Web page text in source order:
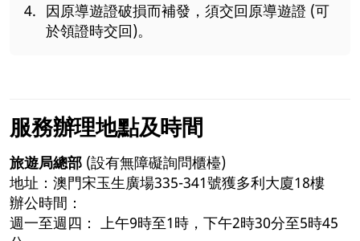
因原導遊證破損而補發，須交回原導遊證 (可
於領證時交回)。
服務辦理地點及時間
旅遊局總部 (設有無障礙詢問櫃檯)
地址：澳門宋玉生廣場335-341號獲多利大廈18樓
辦公時間：
週一至週四： 上午9時至1時，下午2時30分至5時45